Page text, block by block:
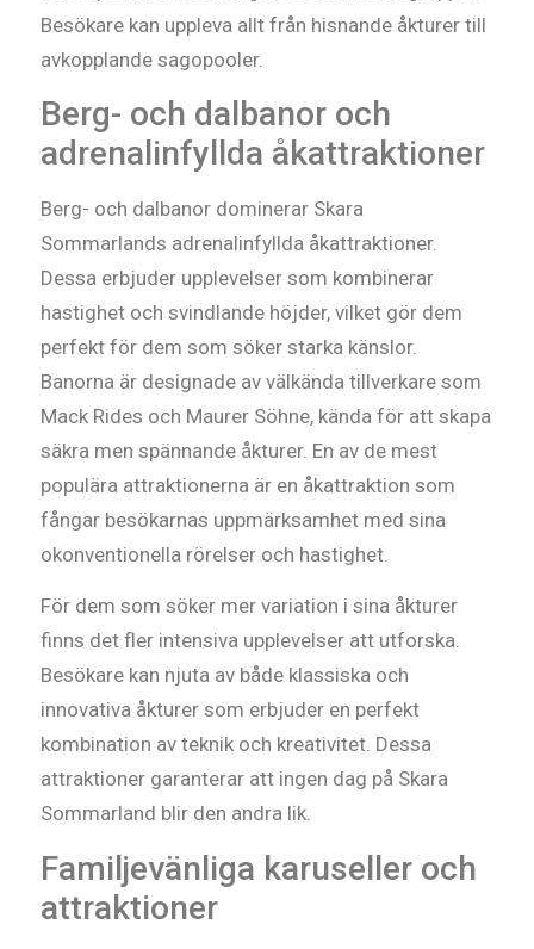
Besökare kan uppleva allt från hisnande åkturer till
avkopplande sagopooler.
Berg- och dalbanor och
adrenalinfyllda åkattraktioner
Berg- och dalbanor dominerar Skara
Sommarlands adrenalinfyllda åkattraktioner.
Dessa erbjuder upplevelser som kombinerar
hastighet och svindlande höjder, vilket gör dem
perfekt för dem som söker starka känslor.
Banorna är designade av välkända tillverkare som
Mack Rides och Maurer Söhne, kända för att skapa
säkra men spännande åkturer. En av de mest
populära attraktionerna är en åkattraktion som
fångar besökarnas uppmärksamhet med sina
okonventionella rörelser och hastighet.
För dem som söker mer variation i sina åkturer
finns det fler intensiva upplevelser att utforska.
Besökare kan njuta av både klassiska och
innovativa åkturer som erbjuder en perfekt
kombination av teknik och kreativitet. Dessa
attraktioner garanterar att ingen dag på Skara
Sommarland blir den andra lik.
Familjevänliga karuseller och
attraktioner